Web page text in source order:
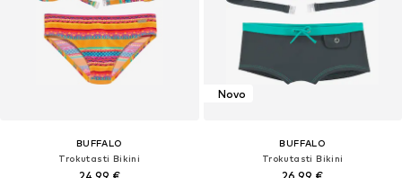
BUFFALO
Trokutasti Bikini
Novo
BUFFALO
Trokutasti Bikini